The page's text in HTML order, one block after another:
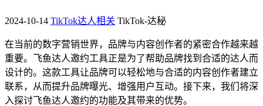
2024-10-14 TikTok达人相关 TikTok-达秘
在当前的数字营销世界，品牌与内容创作者的紧密合作越来越
重要。飞鱼达人邀约工具正是为了帮助品牌找到合适的达人而
设计的。这款工具让品牌可以轻松地与合适的内容创作者建立
联系，从而提升品牌曝光、增强用户互动。接下来，我们将深
入探讨飞鱼达人邀约的功能及其带来的优势。